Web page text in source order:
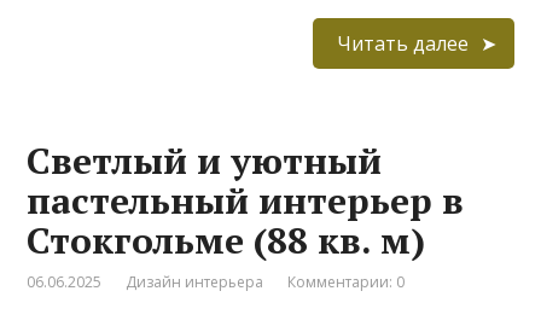
Читать далее
Светлый и уютный
пастельный интерьер в
Стокгольме (88 кв. м)
06.06.2025 Дизайн интерьера Комментарии: 0